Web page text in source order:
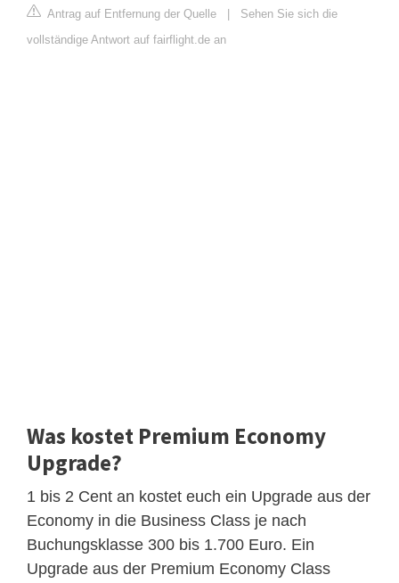
Antrag auf Entfernung der Quelle
Sehen Sie sich die
vollständige Antwort auf fairflight.de an
Was kostet Premium Economy
Upgrade?
1 bis 2 Cent an kostet euch ein Upgrade aus der
Economy in die Business Class je nach
Buchungsklasse 300 bis 1.700 Euro. Ein
Upgrade aus der Premium Economy Class